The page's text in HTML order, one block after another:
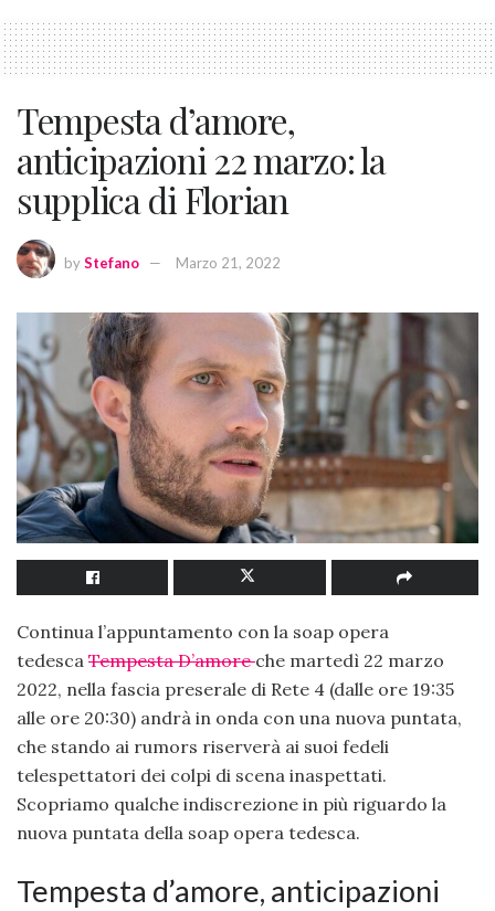
Tempesta d’amore,
anticipazioni 22 marzo: la
supplica di Florian
byStefano Marzo 21, 2022
Continua l’appuntamento con la soap opera
tedesca Tempesta D’amoreche martedì 22 marzo
2022, nella fascia preserale di Rete 4 (dalle ore 19:35
alle ore 20:30) andrà in onda con una nuova puntata,
che stando ai rumors riserverà ai suoi fedeli
telespettatori dei colpi di scena inaspettati.
Scopriamo qualche indiscrezione in più riguardo la
nuova puntata della soap opera tedesca.
Tempesta d’amore, anticipazioni